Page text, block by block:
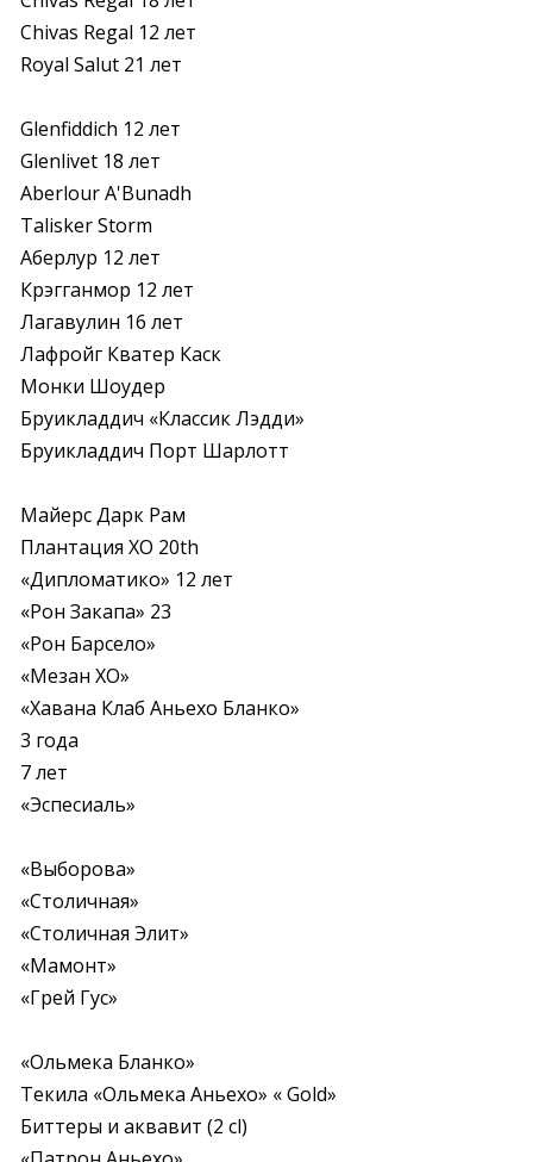
Chivas Regal 12 лет
Royal Salut 21 лет
Glenfiddich 12 лет
Glenlivet 18 лет
Aberlour A'Bunadh
Talisker Storm
Аберлур 12 лет
Крэгганмор 12 лет
Лагавулин 16 лет
Лафройг Кватер Каск
Монки Шоудер
Бруикладдич «Классик Лэдди»
Бруикладдич Порт Шарлотт
Майерс Дарк Рам
Плантация XO 20th
«Дипломатико» 12 лет
«Рон Закапа» 23
«Рон Барсело»
«Мезан XO»
«Хавана Клаб Аньехо Бланко»
3 года
7 лет
«Эспесиаль»
«Выборова»
«Столичная»
«Столичная Элит»
«Мамонт»
«Грей Гус»
«Ольмека Бланко»
Текила «Ольмека Аньехо» « Gold»
Биттеры и аквавит (2 cl)